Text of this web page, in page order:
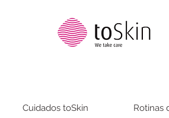
Cuidados toSkin Rotinas